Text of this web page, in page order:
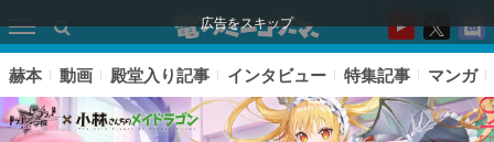
広告をスキップ
赫本 動画 殿堂入り記事 インタビュー 特集記事 マンガ